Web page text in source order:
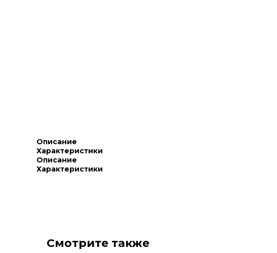
Описание
Характеристики
Описание
Характеристики
Смотрите также